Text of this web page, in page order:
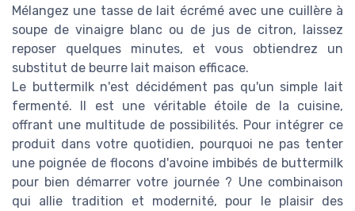
Mélangez une tasse de lait écrémé avec une cuillère à
soupe de vinaigre blanc ou de jus de citron, laissez
reposer quelques minutes, et vous obtiendrez un
substitut de beurre lait maison efficace.
Le buttermilk n'est décidément pas qu'un simple lait
fermenté. Il est une véritable étoile de la cuisine,
offrant une multitude de possibilités. Pour intégrer ce
produit dans votre quotidien, pourquoi ne pas tenter
une poignée de flocons d'avoine imbibés de buttermilk
pour bien démarrer votre journée ? Une combinaison
qui allie tradition et modernité, pour le plaisir des